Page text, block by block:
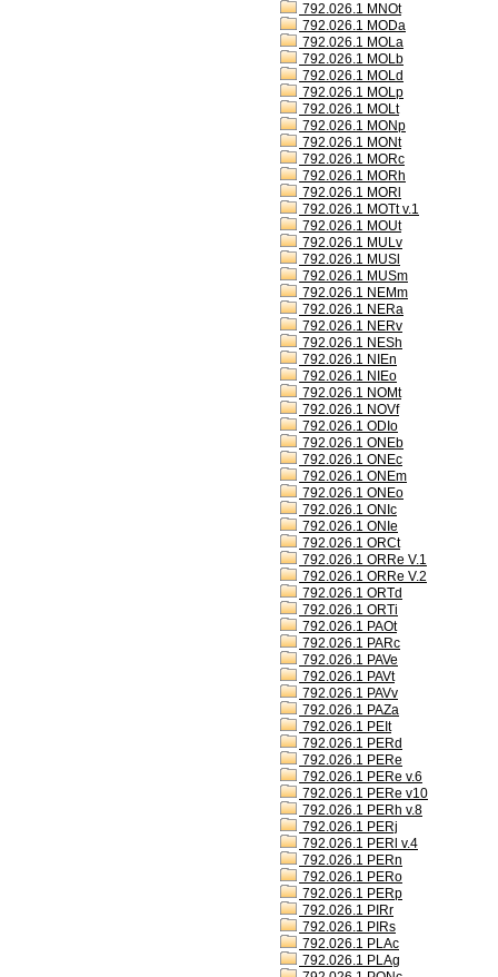
792.026.1 MNOt
792.026.1 MODa
792.026.1 MOLa
792.026.1 MOLb
792.026.1 MOLd
792.026.1 MOLp
792.026.1 MOLt
792.026.1 MONp
792.026.1 MONt
792.026.1 MORc
792.026.1 MORh
792.026.1 MORl
792.026.1 MOTt v.1
792.026.1 MOUt
792.026.1 MULv
792.026.1 MUSl
792.026.1 MUSm
792.026.1 NEMm
792.026.1 NERa
792.026.1 NERv
792.026.1 NESh
792.026.1 NIEn
792.026.1 NIEo
792.026.1 NOMt
792.026.1 NOVf
792.026.1 ODIo
792.026.1 ONEb
792.026.1 ONEc
792.026.1 ONEm
792.026.1 ONEo
792.026.1 ONIc
792.026.1 ONIe
792.026.1 ORCt
792.026.1 ORRe V.1
792.026.1 ORRe V.2
792.026.1 ORTd
792.026.1 ORTi
792.026.1 PAOt
792.026.1 PARc
792.026.1 PAVe
792.026.1 PAVt
792.026.1 PAVv
792.026.1 PAZa
792.026.1 PEIt
792.026.1 PERd
792.026.1 PERe
792.026.1 PERe v.6
792.026.1 PERe v10
792.026.1 PERh v.8
792.026.1 PERj
792.026.1 PERl v.4
792.026.1 PERn
792.026.1 PERo
792.026.1 PERp
792.026.1 PIRr
792.026.1 PIRs
792.026.1 PLAc
792.026.1 PLAg